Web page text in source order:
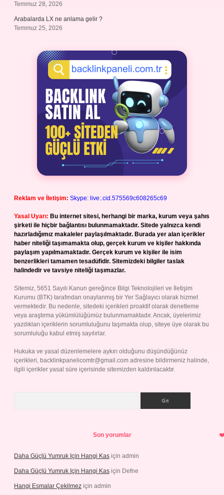
Temmuz 28, 2026
Arabalarda LX ne anlama gelir ?
Temmuz 25, 2026
Reklam ve İletişim: Skype: live:.cid.575569c608265c69
Yasal Uyarı: Bu internet sitesi, herhangi bir marka, kurum veya şahıs
şirketi ile hiçbir bağlantısı bulunmamaktadır. Sitede yalnızca kendi
hazırladığımız makaleler paylaşılmaktadır. Burada yer alan içerikler
haber niteliği taşımamakta olup, gerçek kurum ve kişiler hakkında
paylaşım yapılmamaktadır. Gerçek kurum ve kişiler ile isim
benzerlikleri tamamen tesadüfidir. Sitemizdeki bilgiler taslak
halindedir ve tavsiye niteliği taşımazlar.
Sitemiz, 5651 Sayılı Kanun gereğince Bilgi Teknolojileri ve İletişim
Kurumu (BTK) tarafından onaylanmış bir Yer Sağlayıcı olarak hizmet
vermektedir. Bu nedenle, sitedeki içerikleri proaktif olarak denetleme
veya araştırma yükümlülüğümüz bulunmamaktadır. Ancak, üyelerimiz
yazdıkları içeriklerin sorumluluğunu taşımakta olup, siteye üye olarak bu
sorumluluğu kabul etmiş sayılırlar.
Hukuka ve yasal düzenlemelere aykırı olduğunu düşündüğünüz
içerikleri, backlinkpanelicomtr@gmail.com adresine bildirmeniz halinde,
ilgili içerikler yasal süre içerisinde sitemizden kaldırılacaktır.
Son yorumlar
Daha Güçlü Yumruk Için Hangi Kas için admin
Daha Güçlü Yumruk Için Hangi Kas için Defne
Hangi Esmalar Çekilmez için admin